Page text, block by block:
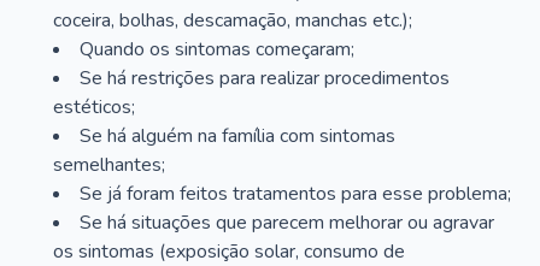
coceira, bolhas, descamação, manchas etc.);
Quando os sintomas começaram;
Se há restrições para realizar procedimentos
estéticos;
Se há alguém na família com sintomas
semelhantes;
Se já foram feitos tratamentos para esse problema;
Se há situações que parecem melhorar ou agravar
os sintomas (exposição solar, consumo de